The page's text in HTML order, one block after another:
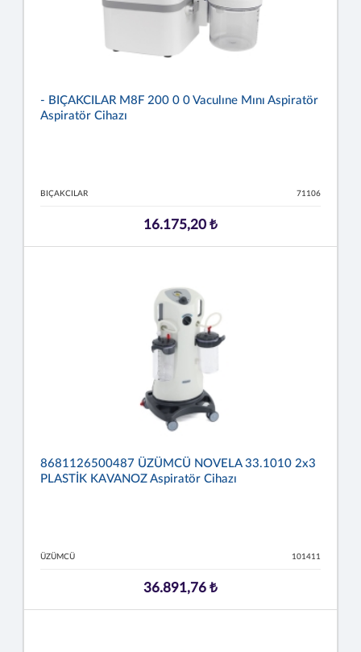
- BIÇAKCILAR M8F 200 0 0 Vaculıne Mını Aspiratör
Aspiratör Cihazı
BIÇAKCILAR 71106
16.175,20 ₺
8681126500487 ÜZÜMCÜ NOVELA 33.1010 2x3
PLASTİK KAVANOZ Aspiratör Cihazı
ÜZÜMCÜ 101411
36.891,76 ₺